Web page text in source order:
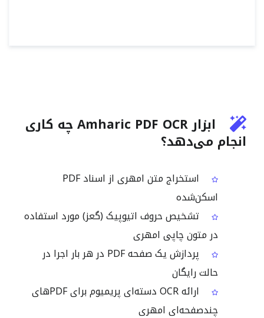
ابزار Amharic PDF OCR چه کاری
انجام می‌دهد؟
استخراج متن امهری از اسناد PDF
اسکن‌شده
تشخیص حروف اتیوپیک (گعز) مورد استفاده
در متون چاپی امهری
پردازش یک صفحه PDF در هر بار اجرا در
حالت رایگان
ارائه OCR دسته‌ای پریمیوم برای PDFهای
چندصفحه‌ای امهری